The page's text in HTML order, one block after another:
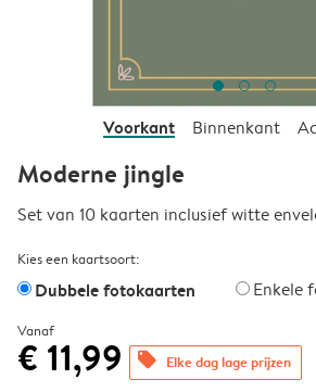
Voorkant Binnenkant
Moderne jingle
Set van 10 kaarten inclusief witte
Kies een kaartsoort:
Dubbele fotokaarten Enkele
Vanaf
€ 11,99 offers Elke dag lage prijzen